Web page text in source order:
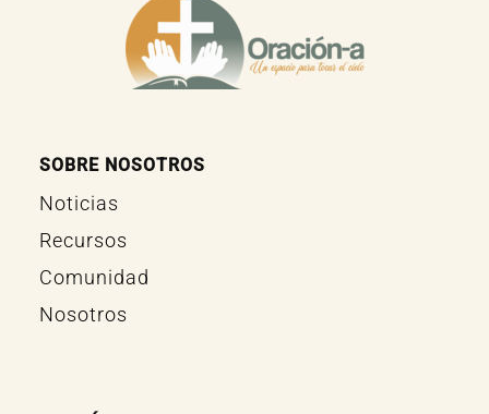
SOBRE NOSOTROS
Noticias
Recursos
Comunidad
Nosotros